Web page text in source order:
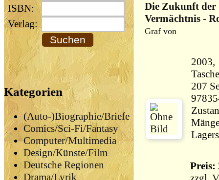
ISBN:
Verlag:
Kategorien
(Auto-)Biographie/Briefe
Comics/Sci-Fi/Fantasy
Computer/Multimedia
Design/Künste/Film
Deutsche Regionen
Drama/Lyrik
Die Zukunft der
Vermächtnis -
Graf von
207 Seiten
Preis: